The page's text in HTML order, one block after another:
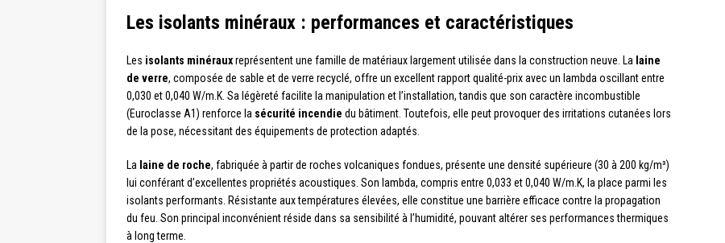
Les isolants minéraux : performances et caractéristiques
Les isolants minérauxreprésentent une famille de matériaux largement utilisée dans la construction neuve. La laine
de verre, composée de sable et de verre recyclé, offre un excellent rapport qualité-prix avec un lambda oscillant entre
0,030 et 0,040 W/m.K. Sa légèreté facilite la manipulation et l’installation, tandis que son caractère incombustible
(Euroclasse A1) renforce la sécurité incendie du bâtiment. Toutefois, elle peut provoquer des irritations cutanées lors
de la pose, nécessitant des équipements de protection adaptés.
La laine de roche, fabriquée à partir de roches volcaniques fondues, présente une densité supérieure (30 à 200 kg/m³)
lui conférant d’excellentes propriétés acoustiques. Son lambda, compris entre 0,033 et 0,040 W/m.K, la place parmi les
isolants performants. Résistante aux températures élevées, elle constitue une barrière efficace contre la propagation
du feu. Son principal inconvénient réside dans sa sensibilité à l’humidité, pouvant altérer ses performances thermiques
à long terme.